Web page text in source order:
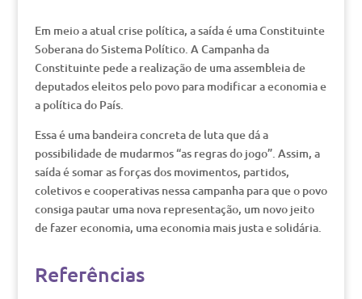
Em meio a atual crise política, a saída é uma Constituinte
Soberana do Sistema Político. A Campanha da
Constituinte pede a realização de uma assembleia de
deputados eleitos pelo povo para modificar a economia e
a política do País.
Essa é uma bandeira concreta de luta que dá a
possibilidade de mudarmos “as regras do jogo”. Assim, a
saída é somar as forças dos movimentos, partidos,
coletivos e cooperativas nessa campanha para que o povo
consiga pautar uma nova representação, um novo jeito
de fazer economia, uma economia mais justa e solidária.
Referências